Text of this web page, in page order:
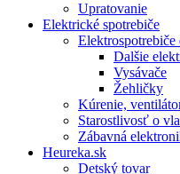
Upratovanie
Elektrické spotrebiče
Elektrospotrebiče
Dalšie
Vysávače
Žehličky
Kúrenie,
Starostlivosť o
Zábavná
Heureka.sk
Detský tovar